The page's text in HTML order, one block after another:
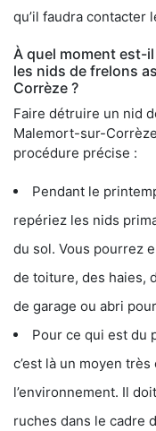
qu’il faudra contacter
À quel moment est-
les nids de frelons
Corrèze ?
Faire détruire un nid
Malemort-sur-
procédure précise :
Pendant le
repériez les nids
du sol. Vous pourrez
de toiture, des haies,
de garage ou abri
Pour ce qui est du
c’est là un moyen
l’environnement. Il
ruches dans le cadre